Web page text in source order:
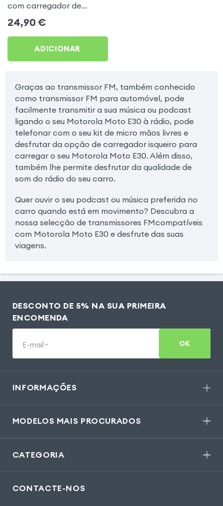
com carregador de
isqueiro USB / USB-C, C2 -
Preto para Motorola
Moto E30
24,90 €
ADICIONAR
Graças ao transmissor FM, também conhecido
como transmissor FM para automóvel, pode
facilmente transmitir a sua música ou podcast
ligando o seu Motorola Moto E30 à rádio, pode
telefonar com o seu kit de micro mãos livres e
desfrutar da opção de carregador isqueiro para
carregar o seu Motorola Moto E30. Além disso,
também lhe permite desfrutar da qualidade de
som do rádio do seu carro.
Quer ouvir o seu podcast ou música preferida no
carro quando está em movimento? Descubra a
nossa selecção de transmissores FMcompatíveis
com Motorola Moto E30 e desfrute das suas
viagens.
DESCONTO DE 5% NA SUA PRIMEIRA
ENCOMENDA
E-mail * OK
INFORMAÇÕES
MODELOS MAIS PROCURADOS
CATEGORIA
CONTACTE-NOS